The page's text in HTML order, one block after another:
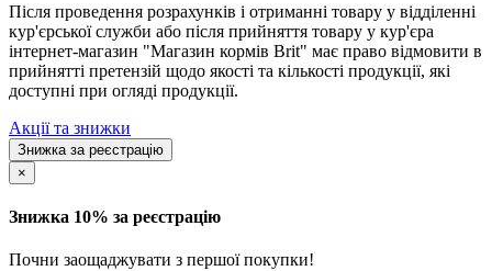
Після проведення розрахунків і отриманні товару у відділенні
кур'єрської служби або після прийняття товару у кур'єра
інтернет-магазин "Магазин кормів Brit" має право відмовити в
прийнятті претензій щодо якості та кількості продукції, які
доступні при огляді продукції.
Акції та знижки
Знижка за реєстрацію
×
Знижка 10% за реєстрацію
Почни заощаджувати з першої покупки!